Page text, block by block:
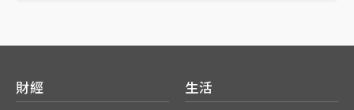
財經 生活